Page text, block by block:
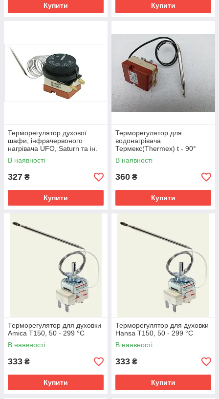
Купити Купити
Терморегулятор духової
шафи, інфрачервоного
нагрівача UFO, Saturn та ін.
300*
В наявності
327 ₴
Купити
Терморегулятор для
водонагрівача
Термекс(Thermex) t - 90°
В наявності
360 ₴
Купити
Терморегулятор для духовки
Amica T150, 50 - 299 °C
В наявності
333 ₴
Купити
Терморегулятор для духовки
Hansa T150, 50 - 299 °C
В наявності
333 ₴
Купити